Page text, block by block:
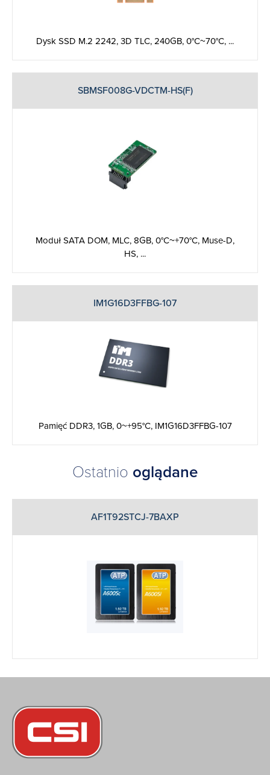
Dysk SSD M.2 2242, 3D TLC, 240GB, 0°C~70°C, ...
SBMSF008G-VDCTM-HS(F)
Moduł SATA DOM, MLC, 8GB, 0°C~+70°C, Muse-D,
HS, ...
IM1G16D3FFBG-107
Pamięć DDR3, 1GB, 0~+95°C, IM1G16D3FFBG-107
Ostatnio oglądane
AF1T92STCJ-7BAXP